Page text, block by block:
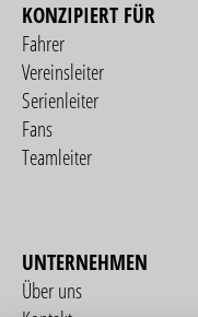
KONZIPIERT FÜR
Fahrer
Vereinsleiter
Serienleiter
Fans
Teamleiter
UNTERNEHMEN
Über uns